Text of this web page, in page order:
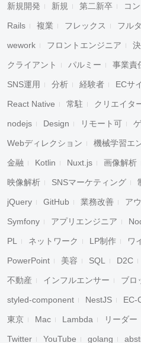
新規開発 新規 第二新卒 コ
Rails 複業 フレックス フル
wework フロントエンジニア
クライアント パルミー 事業責
SNS運用 分析 経験者 ECサ
React Native 常駐 クリエイタ
nodejs Design リモート可
Webディレクション 機械学習エ
金融 Kotlin Nuxt.js 画像解析
映像解析 SNSマーケティング
jQuery GitHub 業務改善 ア
Symfony アプリエンジニア
PL ネットワーク LP制作 ワ
PowerPoint 美容 SQL D2C
不動産 インフルエンサー ブロ
styled-component NestJS EC-
東京 Mac Lambda リーダー
Twitter YouTube golang